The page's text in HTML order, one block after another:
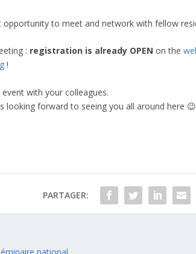
opportunity to meet and network with fellow
: registration is already OPEN on the
!
with your colleagues.
looking forward to seeing you all around here 😉
PARTAGER:
national